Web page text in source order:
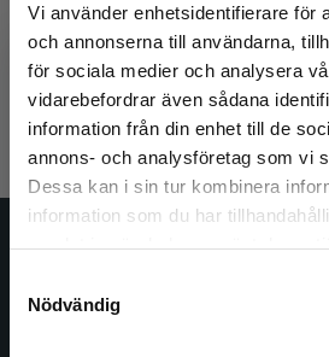
Vi använder enhetsidentifierare för
och annonserna till användarna,
för sociala medier och analysera
vidarebefordrar även sådana
information från din enhet till de
annons- och analysföretag som vi
Dessa kan i sin tur kombinera
information som du har
Nödvändig
Begränsad
Det verkar som att du besöker
Sverige. För att kunna slutföra
Fakta om godis
Kirkegaard Jensen,
Nypon och Vilja
Nypon och Vilja förlag ger ut